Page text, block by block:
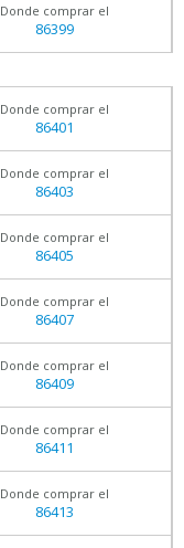
Donde comprar el
86399
Donde comprar el
86401
Donde comprar el
86403
Donde comprar el
86405
Donde comprar el
86407
Donde comprar el
86409
Donde comprar el
86411
Donde comprar el
86413